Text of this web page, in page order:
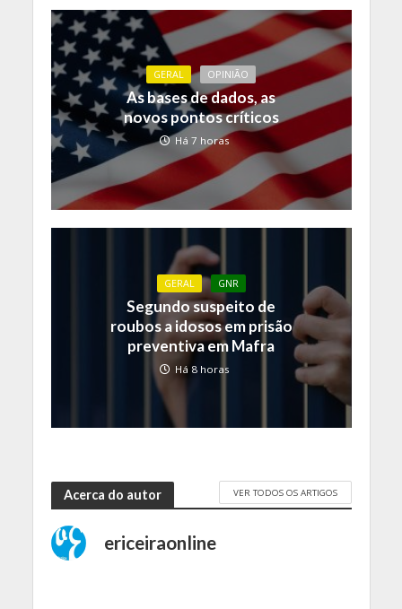
GERAL OPINIÃO
As bases de dados, as
novos pontos críticos
Há 7 horas
GERAL GNR
Segundo suspeito de
roubos a idosos em prisão
preventiva em Mafra
Há 8 horas
Acerca do autor VER TODOS OS ARTIGOS
ericeiraonline